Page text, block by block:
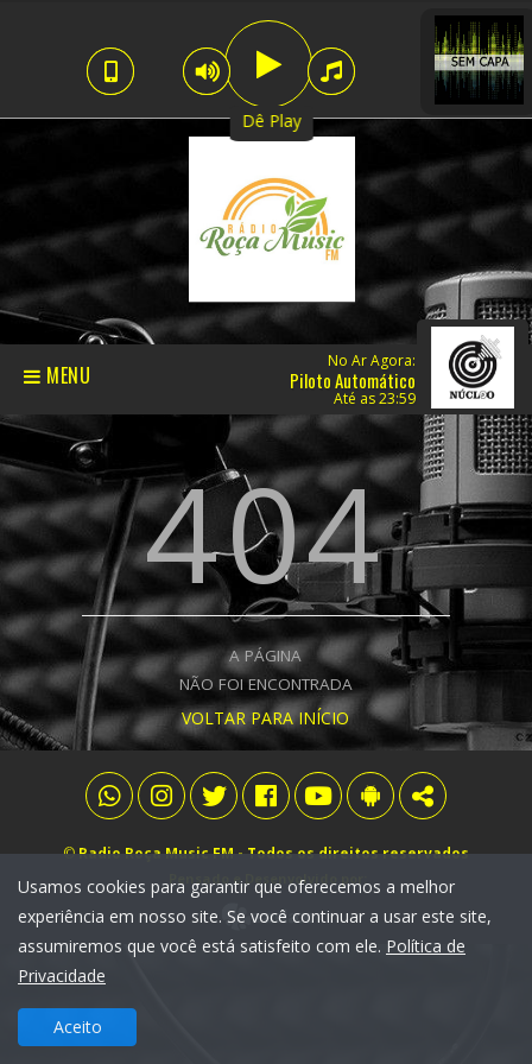
Dê Play
MENU
No Ar Agora:
Piloto Automático
Até as 23:59
404
A PÁGINA
NÃO FOI ENCONTRADA
VOLTAR PARA INÍCIO
©Radio Roça Music FM- Todos os direitos reservados
Pensado e Desenvolvido por:
Aceito
Usamos cookies para garantir que oferecemos a melhor
experiência em nosso site. Se você continuar a usar este site,
assumiremos que você está satisfeito com ele. Política de
Privacidade